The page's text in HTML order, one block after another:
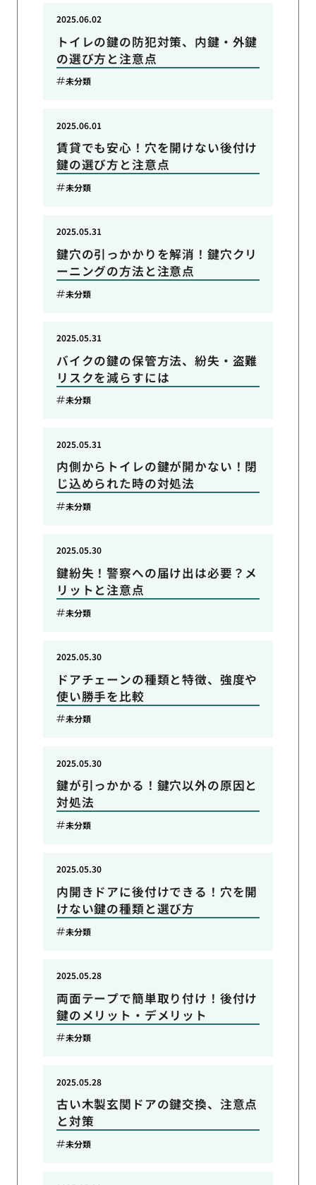
トイレの鍵の防犯対策、内鍵・外鍵
の選び方と注意点
2025.06.02
未分類
賃貸でも安心！穴を開けない後付け
鍵の選び方と注意点
2025.06.01
未分類
鍵穴の引っかかりを解消！鍵穴クリ
ーニングの方法と注意点
2025.05.31
未分類
バイクの鍵の保管方法、紛失・盗難
リスクを減らすには
2025.05.31
未分類
内側からトイレの鍵が開かない！閉
じ込められた時の対処法
2025.05.31
未分類
鍵紛失！警察への届け出は必要？メ
リットと注意点
2025.05.30
未分類
ドアチェーンの種類と特徴、強度や
使い勝手を比較
2025.05.30
未分類
鍵が引っかかる！鍵穴以外の原因と
対処法
2025.05.30
未分類
内開きドアに後付けできる！穴を開
けない鍵の種類と選び方
2025.05.30
未分類
両面テープで簡単取り付け！後付け
鍵のメリット・デメリット
2025.05.28
未分類
古い木製玄関ドアの鍵交換、注意点
と対策
2025.05.28
未分類